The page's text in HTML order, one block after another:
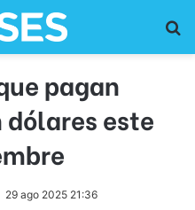
pagan
este
29 ago 2025 21:36